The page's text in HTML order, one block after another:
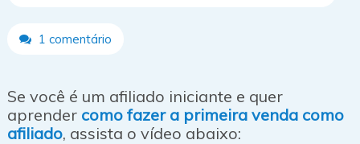
1 comentário
Se você é um afiliado iniciante e quer
aprender como fazer a primeira venda como
afiliado, assista o vídeo abaixo: